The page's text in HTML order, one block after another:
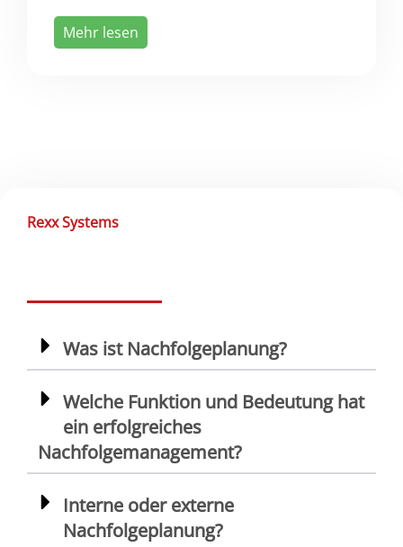
Mehr lesen
Rexx Systems
Was ist Nachfolgeplanung?
Welche Funktion und Bedeutung hat
ein erfolgreiches
Nachfolgemanagement?
Interne oder externe
Nachfolgeplanung?